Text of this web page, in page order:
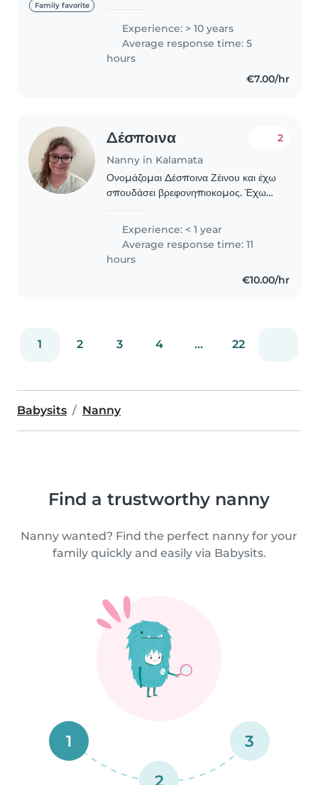
Family favorite
κατασκηνωσης- αλλα οσο και σε
ιδιωτικη φυλαξη τα τελευταια 12
χρονια. Η εμπειρια μου..
Experience: > 10 years
Average response time: 5
hours
€7.00/hr
Δέσποινα
Nanny in Kalamata
2
Ονομάζομαι Δέσποινα Ζέινου και έχω
σπουδάσει βρεφονηπιοκομος. Έχω
δημιουργική απασχόληση βρεφών και
παιδιών προσχολικής ηλικίας . Τα
τελευταία χρόνια..
Experience: < 1 year
Average response time: 11
hours
€10.00/hr
1 2 3 4 ... 22
Babysits Nanny
Find a trustworthy nanny
Nanny wanted? Find the perfect nanny for your
family quickly and easily via Babysits.
1
2
3